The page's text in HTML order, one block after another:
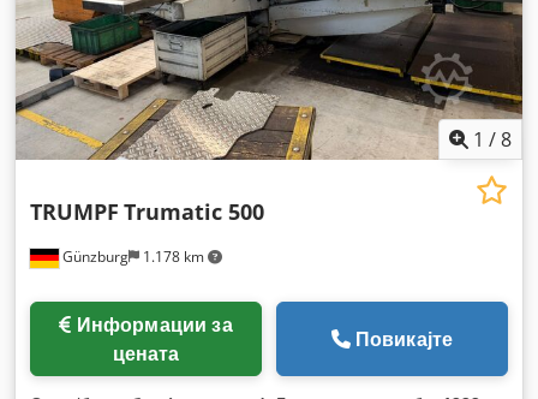
1 /8
Günzburg 1.178 km
TRUMPF Trumatic 500
цената
Повикајте